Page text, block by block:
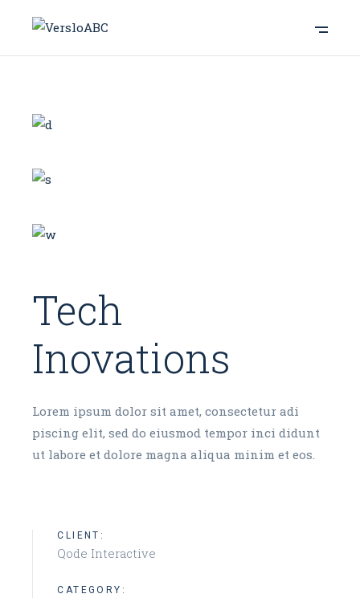
Tech
Inovations
Lorem ipsum dolor sit amet, consectetur adi
piscing elit, sed do eiusmod tempor inci didunt
ut labore et dolore magna aliqua minim et eos.
CLIENT:
Qode Interactive
CATEGORY: